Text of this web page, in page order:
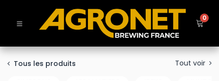
0
Tous les produits Tout voir